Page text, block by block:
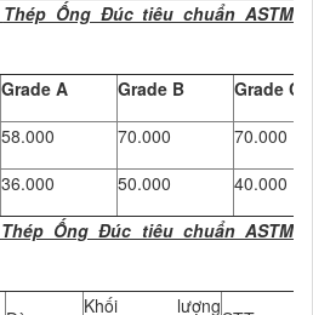
Thép Ống Đúc tiêu chuẩn ASTM
Grade A
Grade B
Grade C
58.000 70.000
70.000
36.000 50.000
40.000
Thép Ống Đúc tiêu chuẩn ASTM
Khối lượng